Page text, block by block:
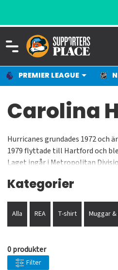
PREMIER LEAGUE
Carolina
Hurricanes grundades 1972 och
1979 flyttade till Hartford och
Laget ingår i Metropolitan
Kategorier
Alla REA T-shirt Muggar &
0 produkter
Filter